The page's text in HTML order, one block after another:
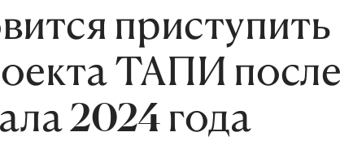
приступить
ТАПИ
2024 года